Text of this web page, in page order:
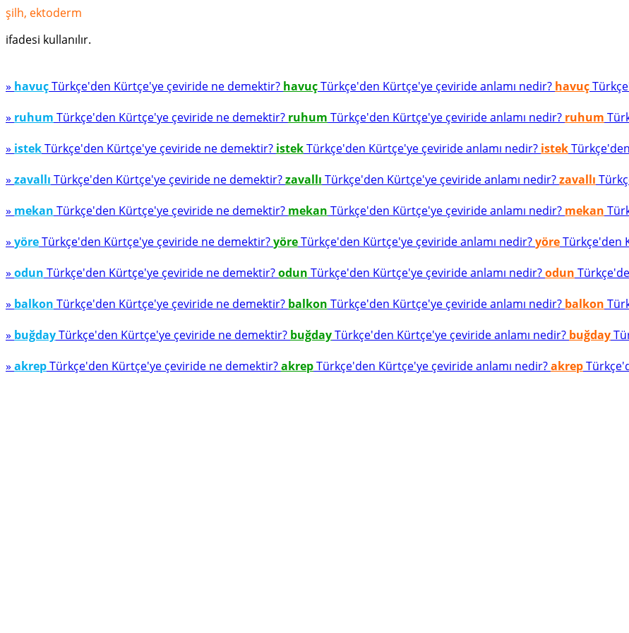
şilh, ektoderm
ifadesi kullanılır.
» havuçTürkçe'den Kürtçe'ye çeviride ne demektir? havuçTürkçe'den Kürtçe'ye çeviride anlamı nedir? havuç
» ruhum Türkçe'den Kürtçe'ye çeviride ne demektir? ruhum Türkçe'den Kürtçe'ye çeviride anlamı nedir? ruhum
» istekTürkçe'den Kürtçe'ye çeviride ne demektir? istekTürkçe'den Kürtçe'ye çeviride anlamı nedir? istek
» zavallı Türkçe'den Kürtçe'ye çeviride ne demektir?zavallı Türkçe'den Kürtçe'ye çeviride anlamı nedir?zavallı
» mekan Türkçe'den Kürtçe'ye çeviride ne demektir? mekan Türkçe'den Kürtçe'ye çeviride anlamı nedir? mekan
» yöreTürkçe'den Kürtçe'ye çeviride ne demektir?yöreTürkçe'den Kürtçe'ye çeviride anlamı nedir?yöreTürkçe'den
» odun Türkçe'den Kürtçe'ye çeviride ne demektir?odun Türkçe'den Kürtçe'ye çeviride anlamı nedir?odun
» balkon Türkçe'den Kürtçe'ye çeviride ne demektir? balkon Türkçe'den Kürtçe'ye çeviride anlamı nedir? balkon
» buğdayTürkçe'den Kürtçe'ye çeviride ne demektir? buğdayTürkçe'den Kürtçe'ye çeviride anlamı nedir? buğday
» akrepTürkçe'den Kürtçe'ye çeviride ne demektir?akrepTürkçe'den Kürtçe'ye çeviride anlamı nedir?akrep